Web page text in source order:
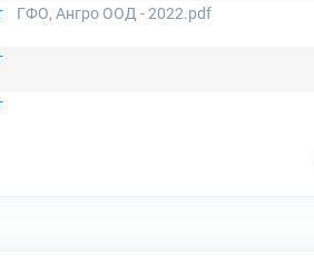
ГФО, Ангро ООД - 2022.pdf